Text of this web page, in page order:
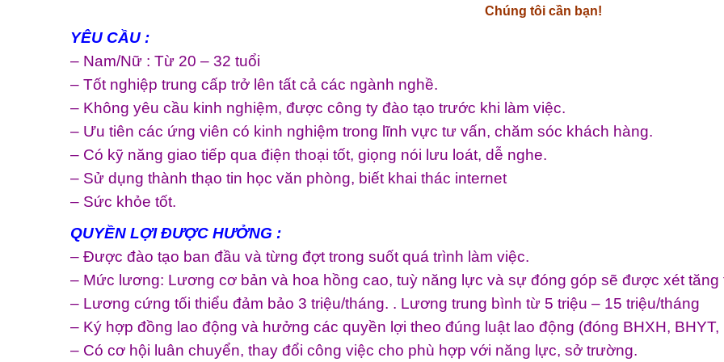
Chúng tôi cần bạn!
YÊU CẦU :
– Nam/Nữ : Từ 20 – 32 tuổi
– Tốt nghiệp trung cấp trở lên tất cả các ngành nghề.
– Không yêu cầu kinh nghiệm, được công ty đào tạo trước khi làm việc.
– Ưu tiên các ứng viên có kinh nghiệm trong lĩnh vực tư vấn, chăm sóc khách hàng.
– Có kỹ năng giao tiếp qua điện thoại tốt, giọng nói lưu loát, dễ nghe.
– Sử dụng thành thạo tin học văn phòng, biết khai thác internet
– Sức khỏe tốt.
QUYỀN LỢI ĐƯỢC HƯỞNG :
– Được đào tạo ban đầu và từng đợt trong suốt quá trình làm việc.
– Mức lương: Lương cơ bản và hoa hồng cao, tuỳ năng lực và sự đóng góp sẽ được xét tăng
– Lương cứng tối thiểu đảm bảo 3 triệu/tháng. . Lương trung bình từ 5 triệu – 15 triệu/tháng
– Ký hợp đồng lao động và hưởng các quyền lợi theo đúng luật lao động (đóng BHXH,
– Có cơ hội luân chuyển, thay đổi công việc cho phù hợp với năng lực, sở trường.